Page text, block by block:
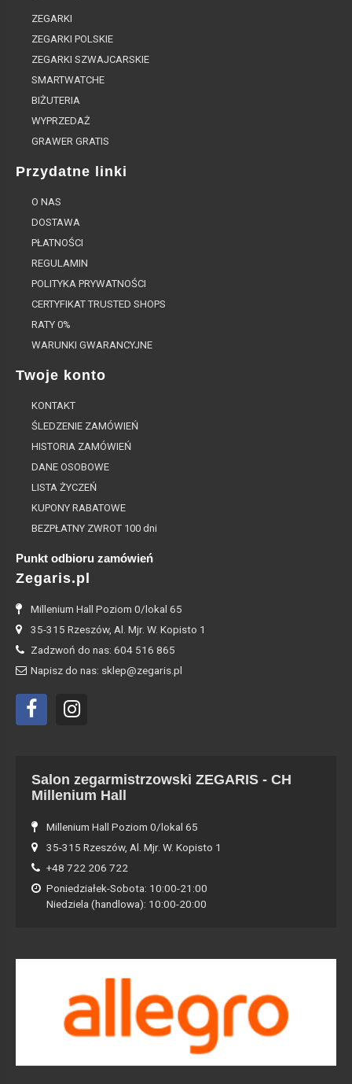
ZEGARKI
ZEGARKI POLSKIE
ZEGARKI SZWAJCARSKIE
SMARTWATCHE
BIŻUTERIA
WYPRZEDAŻ
GRAWER GRATIS
Przydatne linki
O NAS
DOSTAWA
PŁATNOŚCI
REGULAMIN
POLITYKA PRYWATNOŚCI
CERTYFIKAT TRUSTED SHOPS
RATY 0%
WARUNKI GWARANCYJNE
Twoje konto
KONTAKT
ŚLEDZENIE ZAMÓWIEŃ
HISTORIA ZAMÓWIEŃ
DANE OSOBOWE
LISTA ŻYCZEŃ
KUPONY RABATOWE
BEZPŁATNY ZWROT 100 dni
Punkt odbioru zamówień
Zegaris.pl
Millenium Hall Poziom 0/lokal 65
35-315 Rzeszów, Al. Mjr. W. Kopisto 1
Zadzwoń do nas: 604 516 865
Napisz do nas: sklep@zegaris.pl
Salon zegarmistrzowski ZEGARIS - CH
Millenium Hall
Millenium Hall Poziom 0/lokal 65
35-315 Rzeszów, Al. Mjr. W. Kopisto 1
+48 722 206 722
Poniedziałek-Sobota: 10:00-21:00
Niedziela (handlowa): 10:00-20:00